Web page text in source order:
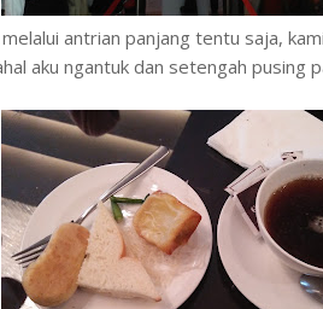
melalui antrian panjang tentu saja,
aku ngantuk dan setengah pusing